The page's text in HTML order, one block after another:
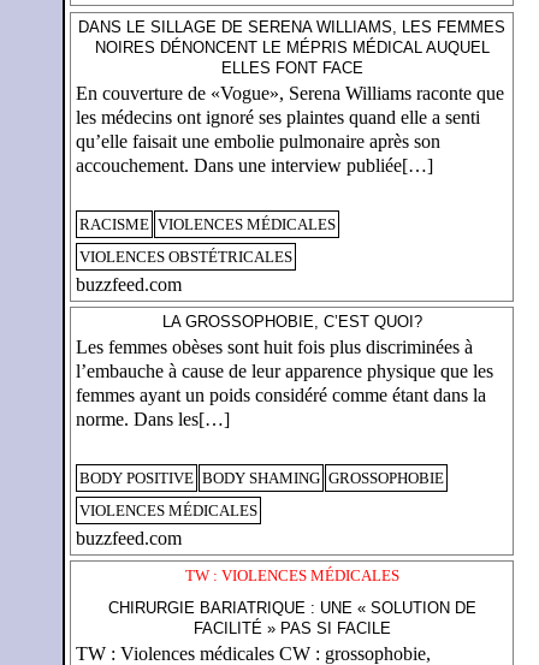
DANS LE SILLAGE DE SERENA WILLIAMS, LES FEMMES
NOIRES DÉNONCENT LE MÉPRIS MÉDICAL AUQUEL
ELLES FONT FACE
En couverture de «Vogue», Serena Williams raconte que
les médecins ont ignoré ses plaintes quand elle a senti
qu’elle faisait une embolie pulmonaire après son
accouchement. Dans une interview publiée[…]
RACISME VIOLENCES MÉDICALES
VIOLENCES OBSTÉTRICALES
buzzfeed.com
LA GROSSOPHOBIE, C’EST QUOI?
Les femmes obèses sont huit fois plus discriminées à
l’embauche à cause de leur apparence physique que les
femmes ayant un poids considéré comme étant dans la
norme. Dans les[…]
BODY POSITIVE BODY SHAMING GROSSOPHOBIE
VIOLENCES MÉDICALES
buzzfeed.com
TW : VIOLENCES MÉDICALES
CHIRURGIE BARIATRIQUE : UNE « SOLUTION DE
FACILITÉ » PAS SI FACILE
TW : Violences médicales CW : grossophobie,